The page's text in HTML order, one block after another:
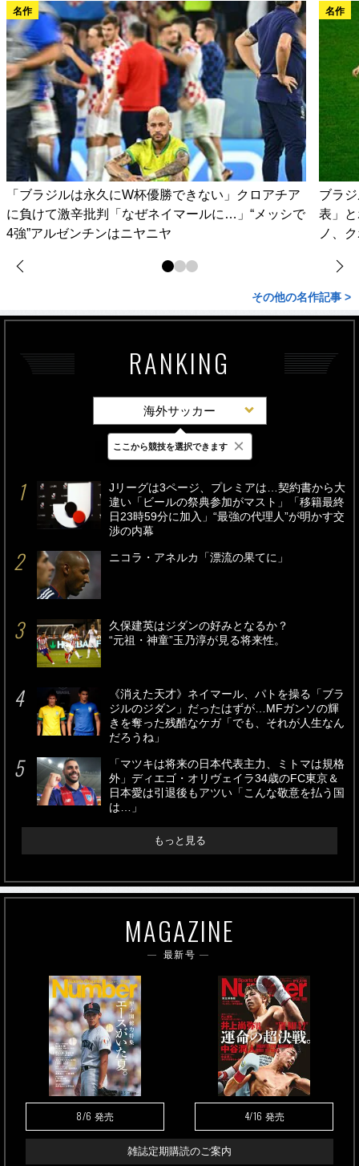
名作
「ブラジルは永久にW杯優勝できない」クロアチア
に負けて激辛批判「なぜネイマールに…」“メッシで
4強”アルゼンチンはニヤニヤ
名作
ブラ
表」
ノ、
その他の名作記事 >
RANKING
海外サッカー
最新 24時間 週間
Jリーグは3ページ、プレミアは…契約書から大
違い「ビールの祭典参加がマスト」「移籍最終
日23時59分に加入」“最強の代理人”が明かす交
渉の内幕
ニコラ・アネルカ「漂流の果てに」
久保建英はジダンの好みとなるか？
“元祖・神童”玉乃淳が見る将来性。
《消えた天才》ネイマール、パトを操る「ブラ
ジルのジダン」だったはずが…MFガンソの輝
きを奪った残酷なケガ「でも、それが人生なん
だろうね」
「マツキは将来の日本代表主力、ミトマは規格
外」ディエゴ・オリヴェイラ34歳のFC東京＆
日本愛は引退後もアツい「こんな敬意を払う国
は…」
もっと見る
MAGAZINE
最新号
8/6 発売 4/16 発売
雑誌定期購読のご案内
ここから競技を選択できます ×